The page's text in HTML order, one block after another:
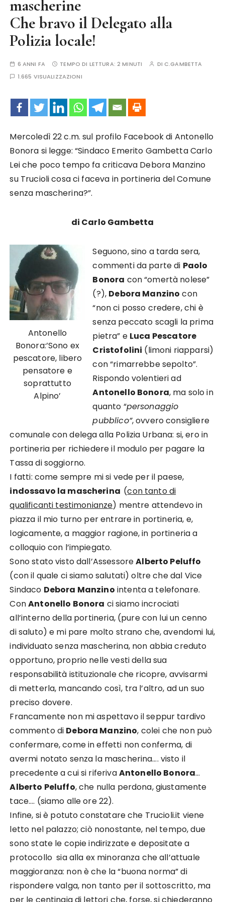
mascherine
Che bravo il Delegato alla
Polizia locale!
6 ANNI FA TEMPO DI LETTURA:2 MINUTI DI C.GAMBETTA
1.665 VISUALIZZAZIONI
Mercoledì 22 c.m. sul profilo Facebook di Antonello
Bonora si legge: “Sindaco Emerito Gambetta Carlo
Lei che poco tempo fa criticava Debora Manzino
su Trucioli cosa ci faceva in portineria del Comune
senza mascherina?”.
di Carlo Gambetta
Antonello
Bonora:’Sono ex
pescatore, libero
pensatore e
soprattutto
Alpino’
Seguono, sino a tarda sera,
commenti da parte di Paolo
Bonora con “omertà nolese”
(?), Debora Manzino con
“non ci posso credere, chi è
senza peccato scagli la prima
pietra” e Luca Pescatore
Cristofolini (limoni riapparsi)
con “rimarrebbe sepolto”.
Rispondo volentieri ad
Antonello Bonora, ma solo in
quanto “personaggio
pubblico”, ovvero consigliere
comunale con delega alla Polizia Urbana: si, ero in
portineria per richiedere il modulo per pagare la
Tassa di soggiorno.
I fatti: come sempre mi si vede per il paese,
indossavo la mascherina (con tanto di
qualificanti testimonianze) mentre attendevo in
piazza il mio turno per entrare in portineria, e,
logicamente, a maggior ragione, in portineria a
colloquio con l’impiegato.
Sono stato visto dall’AssessoreAlberto Peluffo
(con il quale ci siamo salutati) oltre che dal Vice
Sindaco Debora Manzino intenta a telefonare.
ConAntonello Bonora ci siamo incrociati
all’interno della portineria, (pure con lui un cenno
di saluto) e mi pare molto strano che, avendomi lui,
individuato senza mascherina, non abbia creduto
opportuno, proprio nelle vesti della sua
responsabilità istituzionale che ricopre, avvisarmi
di metterla, mancando così, tra l’altro, ad un suo
preciso dovere.
Francamente non mi aspettavo il seppur tardivo
commento di Debora Manzino, colei che non può
confermare, come in effetti non conferma, di
avermi notato senza la mascherina…. visto il
precedente a cui si riferivaAntonello Bonora…
Alberto Peluffo, che nulla perdona, giustamente
tace…. (siamo alle ore 22).
Infine, si è potuto constatare che Trucioli.it viene
letto nel palazzo; ciò nonostante, nel tempo, due
sono state le copie indirizzate e depositate a
protocollo sia alla ex minoranza che all’attuale
maggioranza: non è che la “buona norma” di
rispondere valga, non tanto per il sottoscritto, ma